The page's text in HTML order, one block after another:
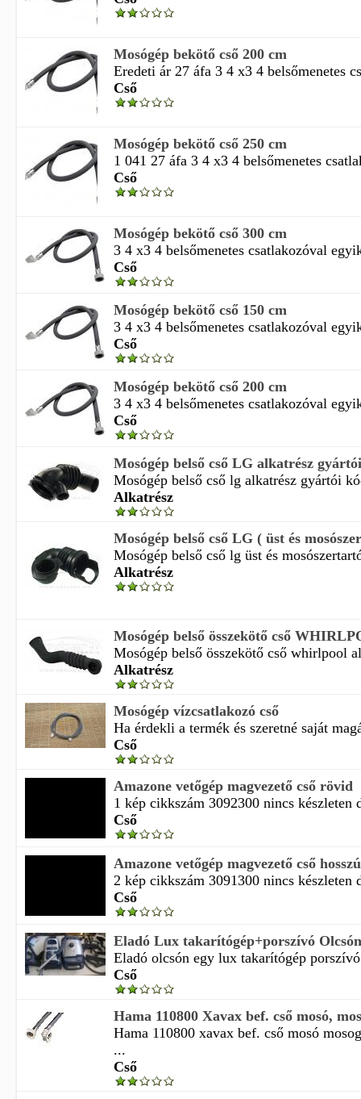
Mosógép bekötő cső 200 cm
Eredeti ár 27 áfa 3 4 x3 4 belsőmenetes
Cső
Mosógép bekötő cső 250 cm
1 041 27 áfa 3 4 x3 4 belsőmenetes
Cső
Mosógép bekötő cső 300 cm
3 4 x3 4 belsőmenetes csatlakozóval
Cső
Mosógép bekötő cső 150 cm
3 4 x3 4 belsőmenetes csatlakozóval
Cső
Mosógép bekötő cső 200 cm
3 4 x3 4 belsőmenetes csatlakozóval
Cső
Mosógép belső cső LG alkatrész
Mosógép belső cső lg alkatrész gyártói
Alkatrész
Mosógép belső cső LG ( üst és
Mosógép belső cső lg üst és
Alkatrész
Mosógép belső összekötő cső
Mosógép belső összekötő cső whirlpool
Alkatrész
Mosógép vízcsatlakozó cső
Ha érdekli a termék és szeretné saját
Cső
Amazone vetőgép magvezető cső rövid
1 kép cikkszám 3092300 nincs készleten
Cső
Amazone vetőgép magvezető cső hosszú
2 kép cikkszám 3091300 nincs készleten
Cső
Eladó Lux takarítógép+porszívó
Eladó olcsón egy lux takarítógép
Cső
Hama 110800 Xavax bef. cső mosó,
Hama 110800 xavax bef. cső mosó
...
Cső